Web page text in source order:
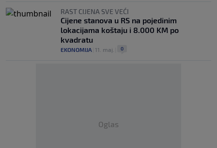
RAST CIJENA SVE VEĆI
Cijene stanova u RS na pojedinim
lokacijama koštaju i 8.000 KM po
kvadratu
EKONOMIJA 11. maj. 0
Oglas